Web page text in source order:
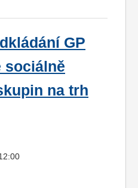
GP
sociálně
na trh